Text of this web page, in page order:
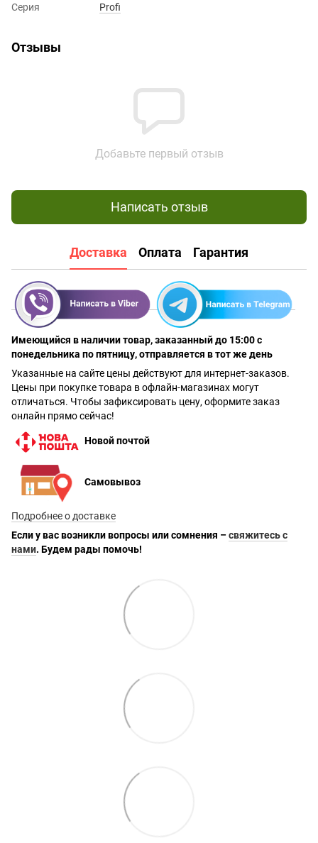
Серия
Profi
Отзывы
Добавьте первый отзыв
Написать отзыв
Доставка Оплата Гарантия
Имеющийся в наличии товар, заказанный до 15:00 с
понедельника по пятницу, отправляется в тот же день
Указанные на сайте цены действуют для интернет-заказов.
Цены при покупке товара в офлайн-магазинах могут
отличаться. Чтобы зафиксировать цену, оформите заказ
онлайн прямо сейчас!
Новой почтой
Самовывоз
Подробнее о доставке
Если у вас возникли вопросы или сомнения –свяжитесь с
нами. Будем рады помочь!